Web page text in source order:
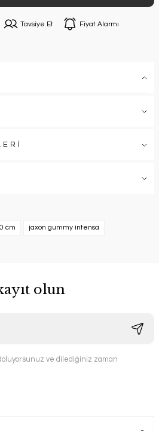
Tavsiye Et Fiyat Alarmı
cm
jaxon gummy intensa
olun
ve dilediğiniz zaman